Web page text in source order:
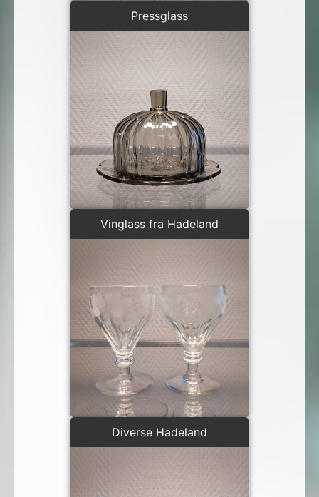
Pressglass
Vinglass fra Hadeland
Diverse Hadeland